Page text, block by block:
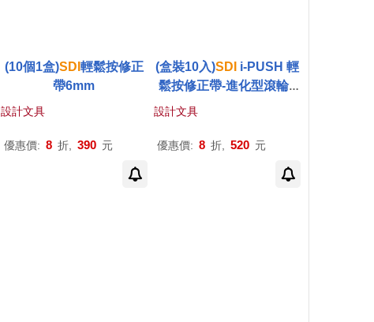
(10個1盒)SDI 輕鬆按修正
帶6mm
設計文具
優惠價: 8 折, 390 元
(盒裝10入)SDI i-PUSH 輕
鬆按修正帶-進化型滾輪5
設計文具
優惠價: 8 折, 520 元